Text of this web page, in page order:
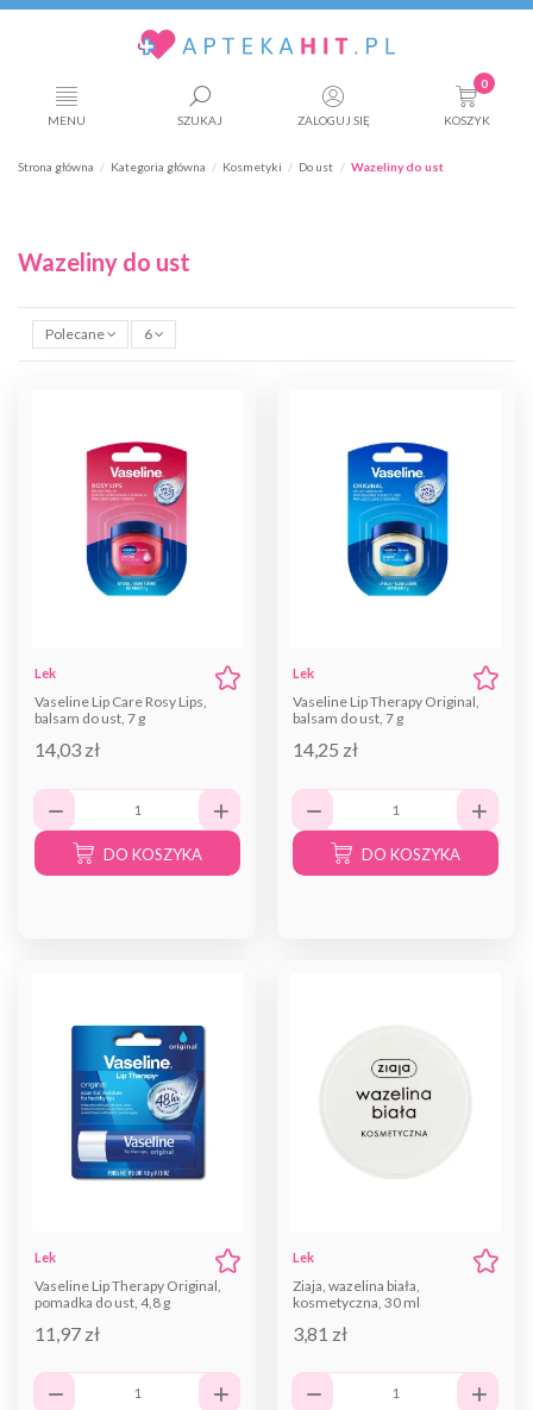
MENU SZUKAJ ZALOGUJ SIĘ
0
KOSZYK
Strona główna Kategoria główna Kosmetyki Do ust Wazeliny do ust
Wazeliny do ust
Polecane 6
Lek
Vaseline Lip Care Rosy Lips,
balsam do ust, 7 g
14,03 zł
DO KOSZYKA
Lek
Vaseline Lip Therapy Original,
balsam do ust, 7 g
14,25 zł
DO KOSZYKA
Lek
Vaseline Lip Therapy Original,
pomadka do ust, 4,8 g
11,97 zł
Lek
Ziaja, wazelina biała,
kosmetyczna, 30 ml
3,81 zł